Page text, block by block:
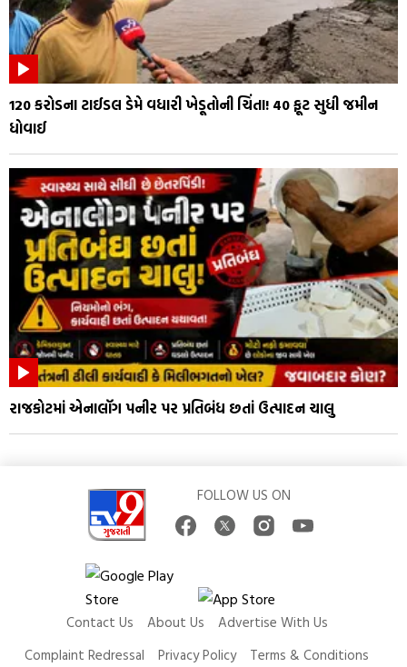
₹120 કરોડના ટાઈડલ ડેમે વધારી ખેડૂતોની ચિંતા! 40 ફૂટ સુધી જમીન
ધોવાઈ
રાજકોટમાં એનાલૉગ પનીર પર પ્રતિબંધ છતાં ઉત્પાદન ચાલુ
FOLLOW US ON
Contact Us About Us
Advertise With Us
Complaint Redressal
Privacy Policy Terms & Conditions